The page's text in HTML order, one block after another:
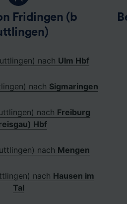
Fridingen (b
nach Ulm Hbf
nach Sigmaringen
nach Freiburg
Hbf
nach Mengen
nach Hausen im
Tal